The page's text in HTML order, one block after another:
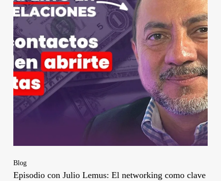
Blog
Episodio con Julio Lemus: El networking como clave